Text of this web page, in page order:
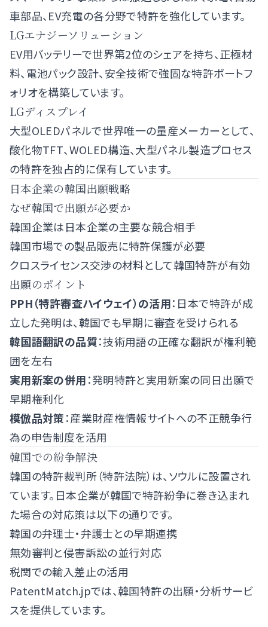
車部品、EV充電の各分野で特許を強化しています。
LGエナジーソリューション
EV用バッテリーで世界第2位のシェアを持ち、正極材
料、電池パック設計、安全技術で強固な特許ポートフ
ォリオを構築しています。
LGディスプレイ
大型OLEDパネルで世界唯一の量産メーカーとして、
酸化物TFT、WOLED構造、大型パネル製造プロセス
の特許を独占的に保有しています。
日本企業の韓国出願戦略
なぜ韓国で出願が必要か
韓国企業は日本企業の主要な競合相手
韓国市場での製品販売に特許保護が必要
クロスライセンス交渉の材料として韓国特許が有効
出願のポイント
PPH（特許審査ハイウェイ）の活用：日本で特許が成
立した発明は、韓国でも早期に審査を受けられる
韓国語翻訳の品質：技術用語の正確な翻訳が権利範
囲を左右
実用新案の併用：発明特許と実用新案の同日出願で
早期権利化
模倣品対策：産業財産権情報サイトへの不正競争行
為の申告制度を活用
韓国での紛争解決
韓国の特許裁判所（特許法院）は、ソウルに設置され
ています。日本企業が韓国で特許紛争に巻き込まれ
た場合の対応策は以下の通りです。
韓国の弁理士・弁護士との早期連携
無効審判と侵害訴訟の並行対応
税関での輸入差止の活用
PatentMatch.jpでは、韓国特許の出願・分析サービ
スを提供しています。